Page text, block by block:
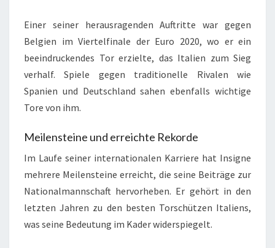
Einer seiner herausragenden Auftritte war gegen
Belgien im Viertelfinale der Euro 2020, wo er ein
beeindruckendes Tor erzielte, das Italien zum Sieg
verhalf. Spiele gegen traditionelle Rivalen wie
Spanien und Deutschland sahen ebenfalls wichtige
Tore von ihm.
Meilensteine und erreichte Rekorde
Im Laufe seiner internationalen Karriere hat Insigne
mehrere Meilensteine erreicht, die seine Beiträge zur
Nationalmannschaft hervorheben. Er gehört in den
letzten Jahren zu den besten Torschützen Italiens,
was seine Bedeutung im Kader widerspiegelt.